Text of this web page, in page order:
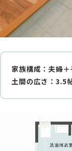
家族構成：夫婦
土間の広さ：3.5